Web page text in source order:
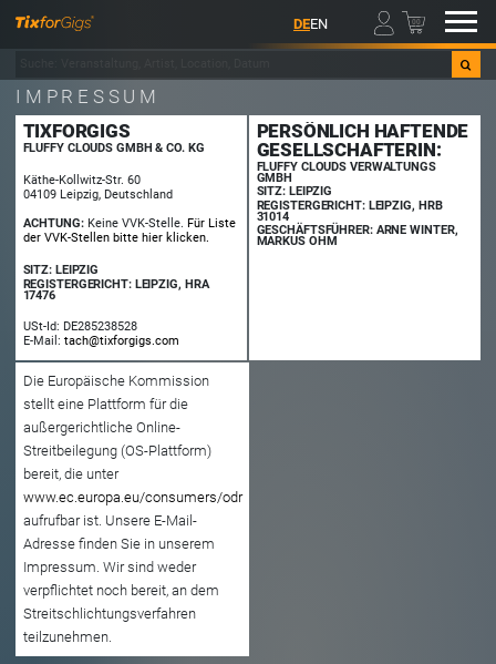
DEEN 00
IMPRESSUM
TIXFORGIGS
FLUFFY CLOUDS GMBH & CO. KG
Käthe-Kollwitz-Str. 60
04109 Leipzig, Deutschland
ACHTUNG:Keine VVK-Stelle. Für Liste
der VVK-Stellen bitte hier klicken.
SITZ: LEIPZIG
REGISTERGERICHT: LEIPZIG, HRA
17476
USt-Id: DE285238528
E-Mail: tach@tixforgigs.com
PERSÖNLICH HAFTENDE
GESELLSCHAFTERIN:
FLUFFY CLOUDS VERWALTUNGS
GMBH
SITZ: LEIPZIG
REGISTERGERICHT: LEIPZIG, HRB
31014
GESCHÄFTSFÜHRER: ARNE WINTER,
MARKUS OHM
Die Europäische Kommission
stellt eine Plattform für die
außergerichtliche Online-
Streitbeilegung (OS-Plattform)
bereit, die unter
www.ec.europa.eu/consumers/odr
aufrufbar ist. Unsere E-Mail-
Adresse finden Sie in unserem
Impressum. Wir sind weder
verpflichtet noch bereit, an dem
Streitschlichtungsverfahren
teilzunehmen.